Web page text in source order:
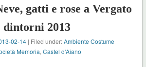
gatti e rose a Vergato
dintorni 2013
02-14 | Filed under:Ambiente Costume
Memoria,Castel d'Aiano